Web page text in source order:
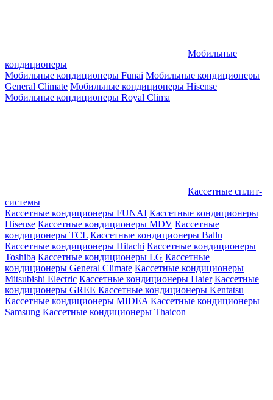
Мобильные
кондиционеры
Мобильные кондиционеры Funai Мобильные кондиционеры
General Climate Мобильные кондиционеры Hisense
Мобильные кондиционеры Royal Clima
Кассетные сплит-
системы
Кассетные кондиционеры FUNAI Кассетные кондиционеры
Hisense Кассетные кондиционеры MDV Кассетные
кондиционеры TCL Кассетные кондиционеры Ballu
Кассетные кондиционеры Hitachi Кассетные кондиционеры
Toshiba Кассетные кондиционеры LG Кассетные
кондиционеры General Climate Кассетные кондиционеры
Mitsubishi Electric Кассетные кондиционеры Haier Кассетные
кондиционеры GREE Кассетные кондиционеры Kentatsu
Кассетные кондиционеры MIDEA Кассетные кондиционеры
Samsung Кассетные кондиционеры Thaicon